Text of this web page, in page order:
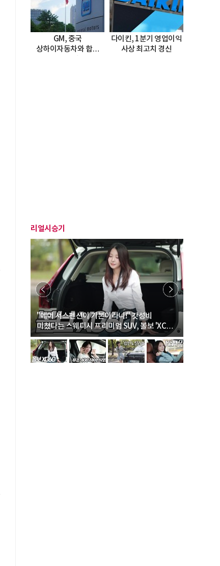
GM, 중국
상하이자동차와 합작
다이킨, 1분기 영업이익
사상 최고치 경신
리얼시승기
"에어 서스펜션이 기본이라니!" 갓성비
미쳤다는 스웨디시 프리미엄 SUV, 볼보 'XC60
B5 울트라'